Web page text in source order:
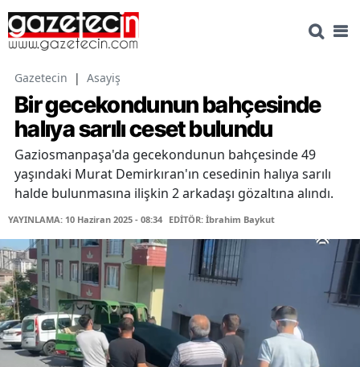
Gazetecin | Asayiş
Bir gecekondunun bahçesinde
halıya sarılı ceset bulundu
Gaziosmanpaşa'da gecekondunun bahçesinde 49
yaşındaki Murat Demirkıran'ın cesedinin halıya sarılı
halde bulunmasına ilişkin 2 arkadaşı gözaltına alındı.
YAYINLAMA: 10 Haziran 2025 - 08:34 EDİTÖR: İbrahim Baykut